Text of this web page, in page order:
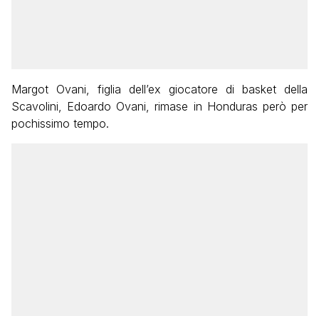
Margot Ovani, figlia dell’ex giocatore di basket della
Scavolini, Edoardo Ovani, rimase in Honduras però per
pochissimo tempo.